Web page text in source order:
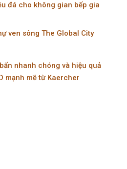
đá cho không gian bếp gia
ven sông The Global City
nhanh chóng và hiệu quả
mạnh mẽ từ Kaercher